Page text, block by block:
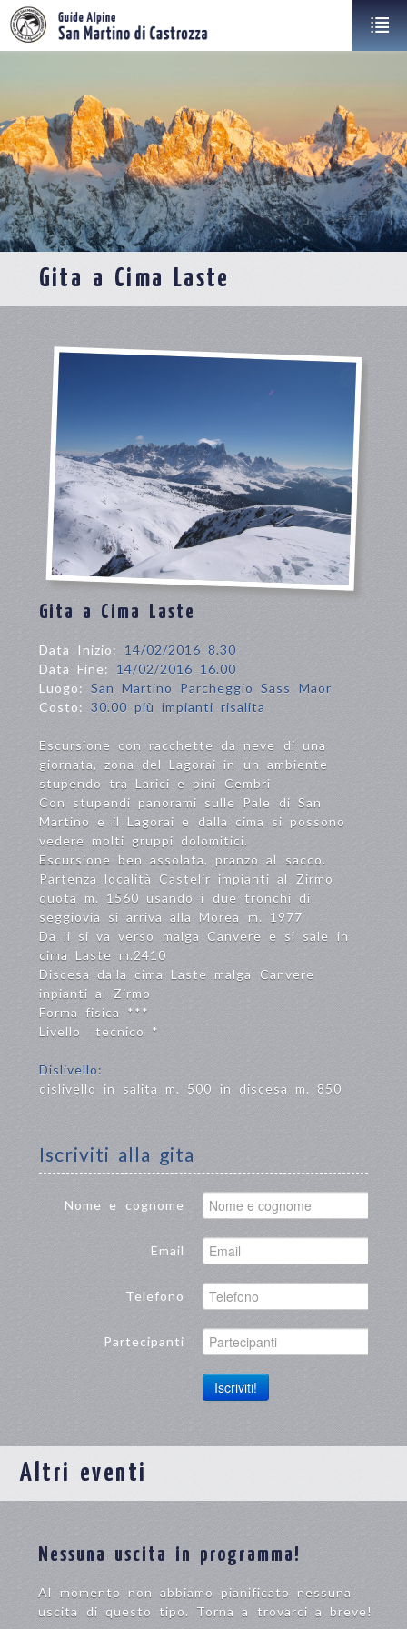
Gita a Cima Laste
Gita a Cima Laste
Data Inizio: 14/02/2016 8.30
Data Fine: 14/02/2016 16.00
Luogo: San Martino Parcheggio Sass Maor
Costo: 30.00 più impianti risalita
Escursione con racchette da neve di una
giornata, zona del Lagorai in un ambiente
stupendo tra Larici e pini Cembri
Con stupendi panorami sulle Pale di San
Martino e il Lagorai e dalla cima si possono
vedere molti gruppi dolomitici.
Escursione ben assolata, pranzo al sacco.
Partenza località Castelir impianti al Zirmo
quota m. 1560 usando i due tronchi di
seggiovia si arriva alla Morea m. 1977
Da li si va verso malga Canvere e si sale in
cima Laste m.2410
Discesa dalla cima Laste malga Canvere
inpianti al Zirmo
Forma fisica ***
Livello tecnico *
Dislivello:
dislivello in salita m. 500 in discesa m. 850
Iscriviti alla gita
Nome e cognome
Email
Telefono
Partecipanti
Iscriviti!
Altri eventi
Nessuna uscita in programma!
Al momento non abbiamo pianificato nessuna
uscita di questo tipo. Torna a trovarci a breve!